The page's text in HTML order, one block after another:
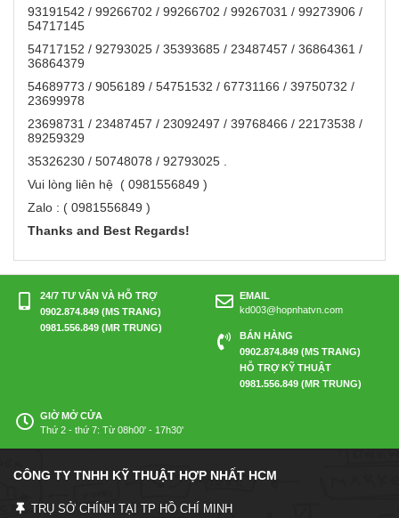
93191542 / 99266702 / 99266702 / 99267031 / 99273906 /
54717145
54717152 / 92793025 / 35393685 / 23487457 / 36864361 /
36864379
54689773 / 9056189 / 54751532 / 67731166 / 39750732 /
23699978
23698731 / 23487457 / 23092497 / 39768466 / 22173538 /
89259329
35326230 / 50748078 / 92793025 .
Vui lòng liên hệ ( 0981556849 )
Zalo : ( 0981556849 )
Thanks and Best Regards!
24/7 TƯ VẤN VÀ HỖ TRỢ
0902.874.849 (MS TRANG)
0981.556.849 (MR TRUNG)
EMAIL
kd003@hopnhatvn.com
BÁN HÀNG
0902.874.849 (MS TRANG)
HỖ TRỢ KỸ THUẬT
0981.556.849 (MR TRUNG)
GIỜ MỞ CỬA
Thứ 2 - thứ 7: Từ 08h00' - 17h30'
CÔNG TY TNHH KỸ THUẬT HỢP NHẤT HCM
TRỤ SỞ CHÍNH TẠI TP HỒ CHÍ MINH